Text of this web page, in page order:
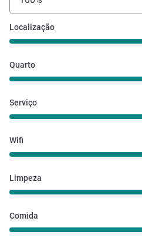
Localização
Quarto
Serviço
Wifi
Limpeza
Comida